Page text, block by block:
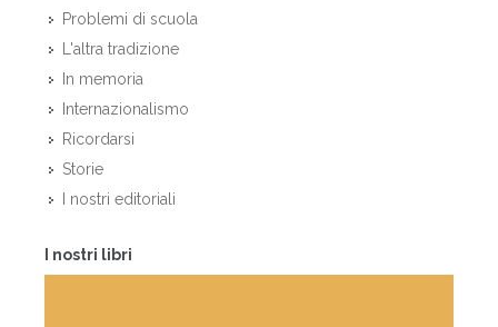
Problemi di scuola
L'altra tradizione
In memoria
Internazionalismo
Ricordarsi
Storie
I nostri editoriali
I nostri libri